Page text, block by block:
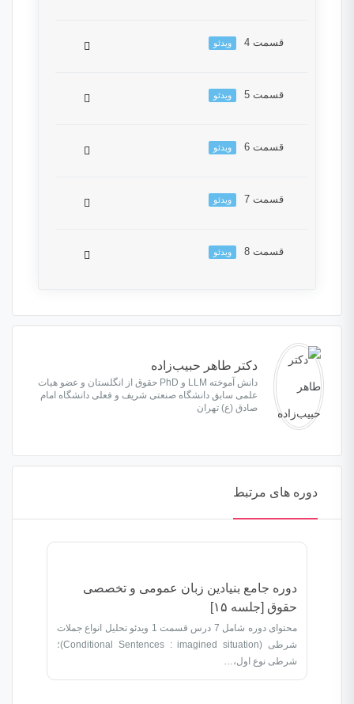
این بخش خصوصی می باشد. برای دسترسی کامل
قسمت 4 ویدئو
این بخش خصوصی می باشد. برای دسترسی کامل
قسمت 5 ویدئو
این بخش خصوصی می باشد. برای دسترسی کامل
قسمت 6 ویدئو
این بخش خصوصی می باشد. برای دسترسی کامل
قسمت 7 ویدئو
این بخش خصوصی می باشد. برای دسترسی کامل
قسمت 8 ویدئو
دکتر طاهر حبیب‌‌زاده
دانش آموخته LLM و PhD حقوق از انگلستان و عضو هیات
علمی سابق دانشگاه صنعتی شریف و فعلی دانشگاه امام
صادق (ع) تهران
دوره های مرتبط
دوره جامع بنیادین زبان عمومی و تخصصی
حقوق [جلسه ۱۵]
محتوای دوره شامل 7 درس قسمت 1 ویدئو تحلیل انواع جملات
شرطی (Conditional Sentences : imagined situation)؛
شرطی نوع اول،…